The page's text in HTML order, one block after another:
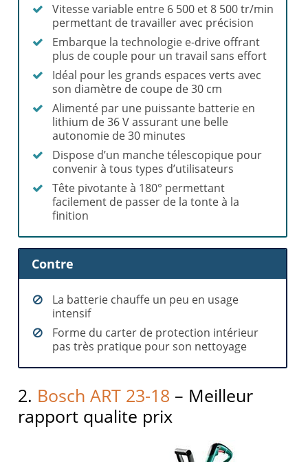
Vitesse variable entre 6 500 et 8 500 tr/min
permettant de travailler avec précision
Embarque la technologie e-drive offrant
plus de couple pour un travail sans effort
Idéal pour les grands espaces verts avec
son diamètre de coupe de 30 cm
Alimenté par une puissante batterie en
lithium de 36 V assurant une belle
autonomie de 30 minutes
Dispose d’un manche télescopique pour
convenir à tous types d’utilisateurs
Tête pivotante à 180° permettant
facilement de passer de la tonte à la
finition
Contre
La batterie chauffe un peu en usage
intensif
Forme du carter de protection intérieur
pas très pratique pour son nettoyage
2. Bosch ART 23-18 – Meilleur
rapport qualite prix